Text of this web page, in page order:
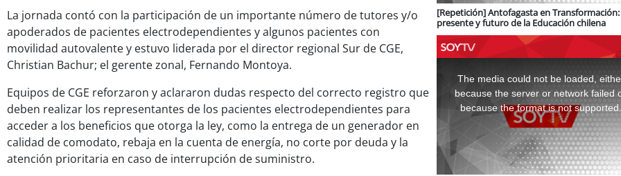
La jornada contó con la participación de un importante número de tutores y/o
apoderados de pacientes electrodependientes y algunos pacientes con
movilidad autovalente y estuvo liderada por el director regional Sur de CGE,
Christian Bachur; el gerente zonal, Fernando Montoya.
Equipos de CGE reforzaron y aclararon dudas respecto del correcto registro que
deben realizar los representantes de los pacientes electrodependientes para
acceder a los beneficios que otorga la ley, como la entrega de un generador en
calidad de comodato, rebaja en la cuenta de energía, no corte por deuda y la
atención prioritaria en caso de interrupción de suministro.
[Repetición] Antofagasta en Transformación:
presente y futuro de la Educación chilena
window.
The media could not be loaded,
because the server or network failed
because the format is not supported.